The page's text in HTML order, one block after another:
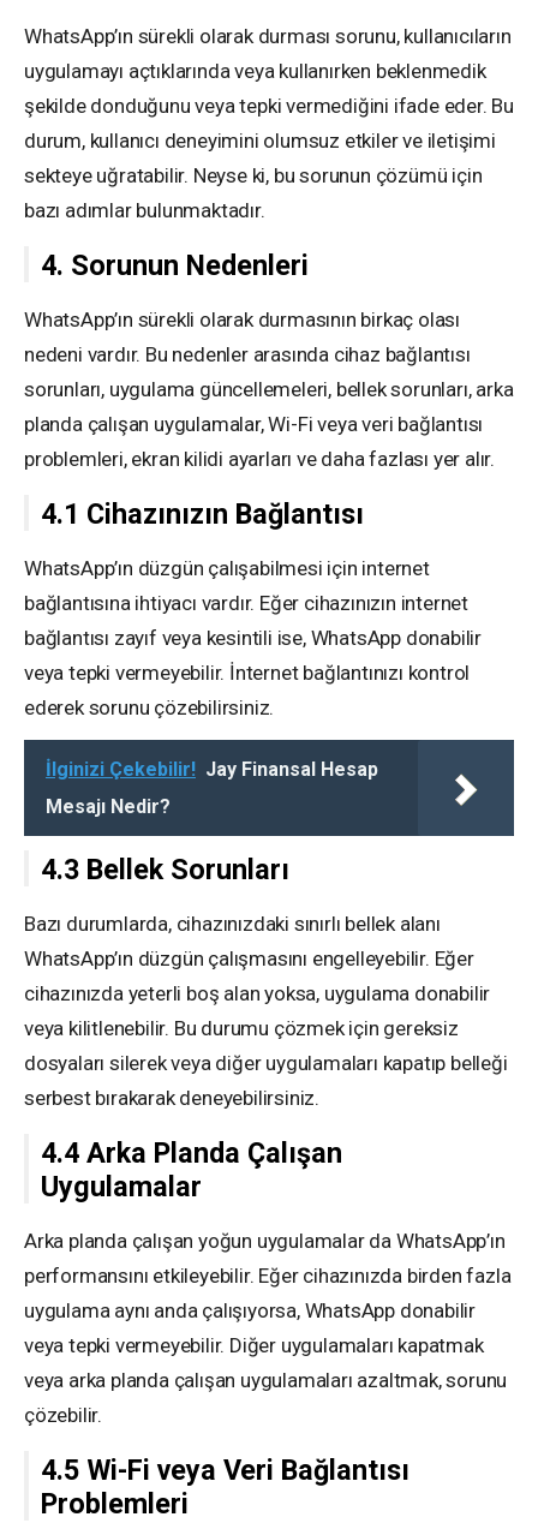
WhatsApp’ın sürekli olarak durması sorunu, kullanıcıların
uygulamayı açtıklarında veya kullanırken beklenmedik
şekilde donduğunu veya tepki vermediğini ifade eder. Bu
durum, kullanıcı deneyimini olumsuz etkiler ve iletişimi
sekteye uğratabilir. Neyse ki, bu sorunun çözümü için
bazı adımlar bulunmaktadır.
4. Sorunun Nedenleri
WhatsApp’ın sürekli olarak durmasının birkaç olası
nedeni vardır. Bu nedenler arasında cihaz bağlantısı
sorunları, uygulama güncellemeleri, bellek sorunları, arka
planda çalışan uygulamalar, Wi-Fi veya veri bağlantısı
problemleri, ekran kilidi ayarları ve daha fazlası yer alır.
4.1 Cihazınızın Bağlantısı
WhatsApp’ın düzgün çalışabilmesi için internet
bağlantısına ihtiyacı vardır. Eğer cihazınızın internet
bağlantısı zayıf veya kesintili ise, WhatsApp donabilir
veya tepki vermeyebilir. İnternet bağlantınızı kontrol
ederek sorunu çözebilirsiniz.
İlginizi Çekebilir! Jay Finansal Hesap
Mesajı Nedir?
4.3 Bellek Sorunları
Bazı durumlarda, cihazınızdaki sınırlı bellek alanı
WhatsApp’ın düzgün çalışmasını engelleyebilir. Eğer
cihazınızda yeterli boş alan yoksa, uygulama donabilir
veya kilitlenebilir. Bu durumu çözmek için gereksiz
dosyaları silerek veya diğer uygulamaları kapatıp belleği
serbest bırakarak deneyebilirsiniz.
4.4 Arka Planda Çalışan
Uygulamalar
Arka planda çalışan yoğun uygulamalar da WhatsApp’ın
performansını etkileyebilir. Eğer cihazınızda birden fazla
uygulama aynı anda çalışıyorsa, WhatsApp donabilir
veya tepki vermeyebilir. Diğer uygulamaları kapatmak
veya arka planda çalışan uygulamaları azaltmak, sorunu
çözebilir.
4.5 Wi-Fi veya Veri Bağlantısı
Problemleri